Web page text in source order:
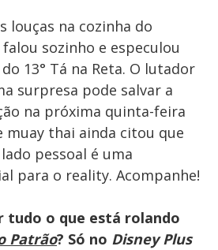
louças na cozinha do
sozinho e especulou
13° Tá na Reta. O lutador
surpresa pode salvar a
na próxima quinta-feira
muay thai ainda citou que
pessoal é uma
para o reality. Acompanhe!
tudo o que está rolando
Patrão? Só no Disney Plus